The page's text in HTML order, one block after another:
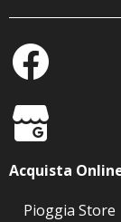
Acquista
Pioggia Store